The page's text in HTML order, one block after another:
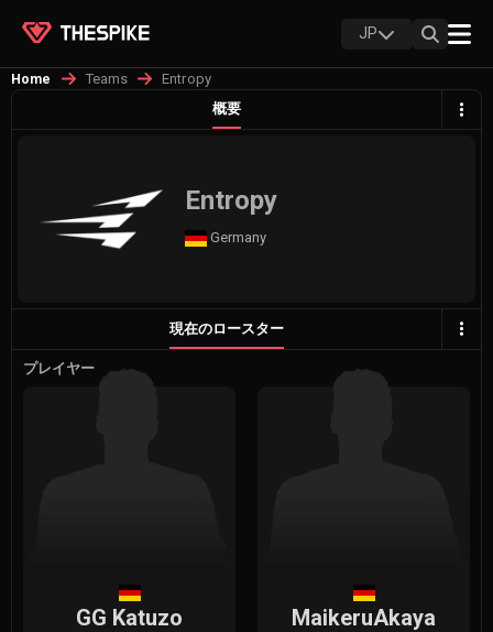
JP
Home Teams
Entropy
概要
Entropy
Germany
現在のロースター
プレイヤー
GG Katuzo MaikeruAkaya